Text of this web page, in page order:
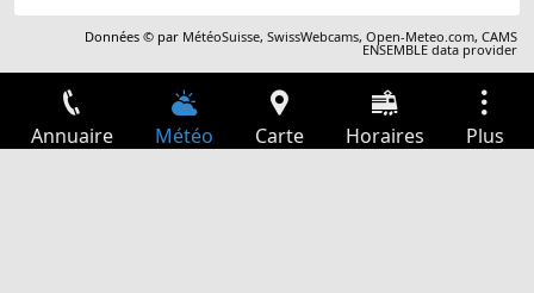
Données © par MétéoSuisse,SwissWebcams,Open-Meteo.com,CAMS
ENSEMBLE data provider
Annuaire Météo Carte Horaires Plus